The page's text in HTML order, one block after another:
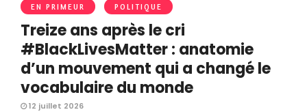
EN PRIMEUR POLITIQUE
Treize ans après le cri
#BlackLivesMatter : anatomie
d’un mouvement qui a changé le
vocabulaire du monde
12 juillet 2026